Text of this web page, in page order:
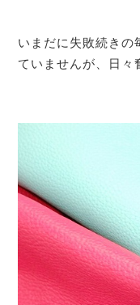
いまだに失敗続きの
ていませんが、日々